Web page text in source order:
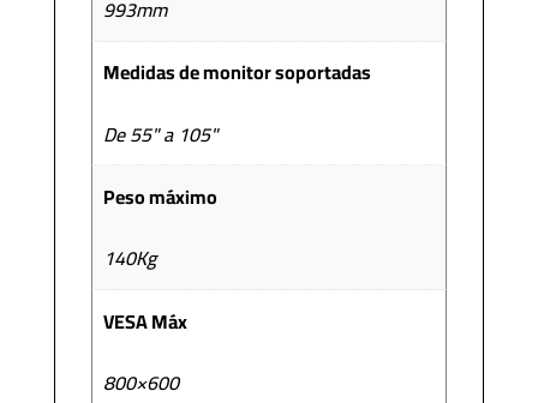
993mm
Medidas de monitor soportadas
De 55" a 105"
Peso máximo
140Kg
VESA Máx
800×600